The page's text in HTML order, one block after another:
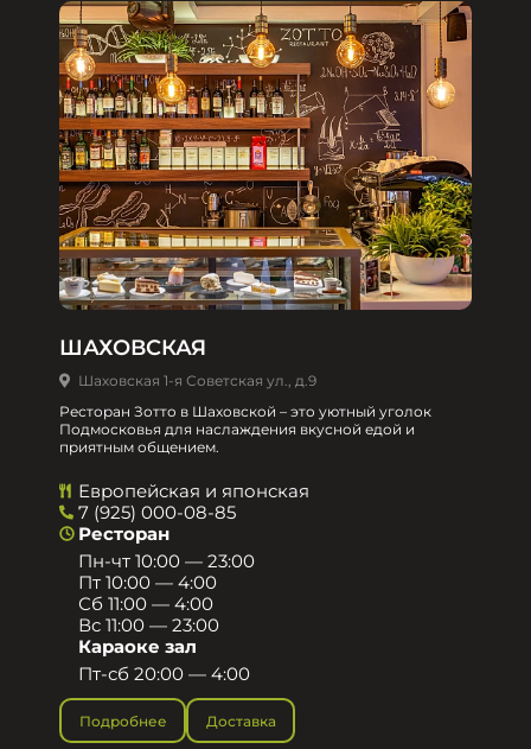
ШАХОВСКАЯ
Шаховская 1-я Советская ул., д.9
Ресторан Зотто в Шаховской – это уютный уголок
Подмосковья для наслаждения вкусной едой и
приятным общением.​
Европейская и японская
7 (925) 000-08-85
Ресторан
Пн-чт 10:00 — 23:00
Пт 10:00 — 4:00
Сб 11:00 — 4:00
Вс 11:00 — 23:00
Караоке зал
Пт-сб 20:00 — 4:00
Подробнее Доставка